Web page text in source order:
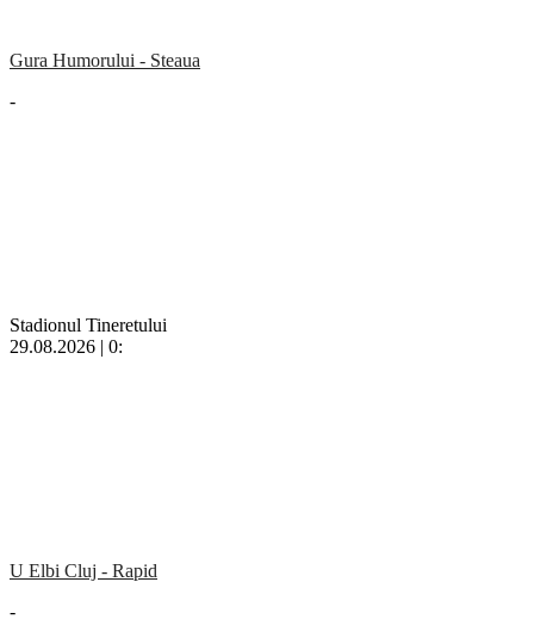
Gura Humorului - Steaua
-
Stadionul Tineretului
29.08.2026 | 0:
U Elbi Cluj - Rapid
-